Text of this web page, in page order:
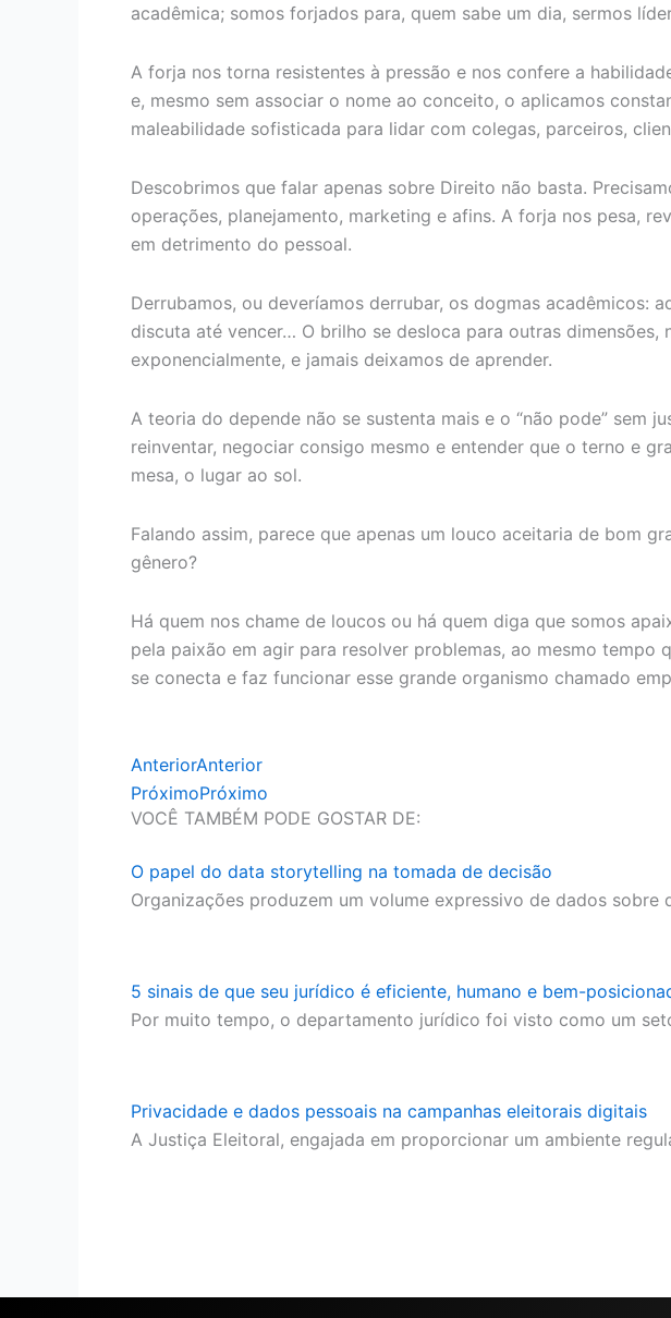
acadêmica; somos forjados para, quem sabe um dia, sermos
A forja nos torna resistentes à pressão e nos confere a
e, mesmo sem associar o nome ao conceito, o aplicamos
maleabilidade sofisticada para lidar com colegas, parceiros,
Descobrimos que falar apenas sobre Direito não basta.
operações, planejamento, marketing e afins. A forja nos pesa,
em detrimento do pessoal.
Derrubamos, ou deveríamos derrubar, os dogmas acadêmicos:
discuta até vencer… O brilho se desloca para outras
exponencialmente, e jamais deixamos de aprender.
A teoria do depende não se sustenta mais e o “não pode” sem
reinventar, negociar consigo mesmo e entender que o terno e
mesa, o lugar ao sol.
Falando assim, parece que apenas um louco aceitaria de bom
gênero?
Há quem nos chame de loucos ou há quem diga que somos
pela paixão em agir para resolver problemas, ao mesmo
se conecta e faz funcionar esse grande organismo chamado
AnteriorAnterior
PróximoPróximo
VOCÊ TAMBÉM PODE GOSTAR DE:
O papel do data storytelling na tomada de decisão
Organizações produzem um volume expressivo de dados sobre
5 sinais de que seu jurídico é eficiente, humano e bem-
Por muito tempo, o departamento jurídico foi visto como um
Privacidade e dados pessoais na campanhas eleitorais digitais
A Justiça Eleitoral, engajada em proporcionar um ambiente